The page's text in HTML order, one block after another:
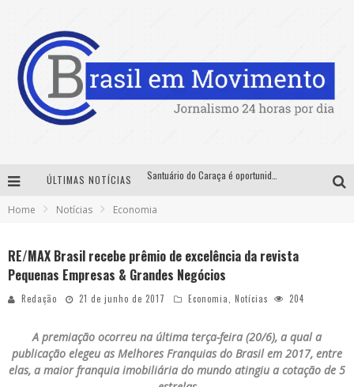
ÚLTIMAS NOTÍCIAS
No Pelo 360° chega a Belo Horizonte com Hugo & Guilherme, João Bosco & Vinícius, Rafa & Junior e Deu Samba
Home Notícias Economia
RE/MAX Brasil recebe prêmio de excelência da revista
Pequenas Empresas & Grandes Negócios
Redação 21 de junho de 2017 Economia Notícias 204
A premiação ocorreu na última terça-feira (20/6), a qual a
publicação elegeu as Melhores Franquias do Brasil em 2017, entre
elas, a maior franquia imobiliária do mundo atingiu a cotação de 5